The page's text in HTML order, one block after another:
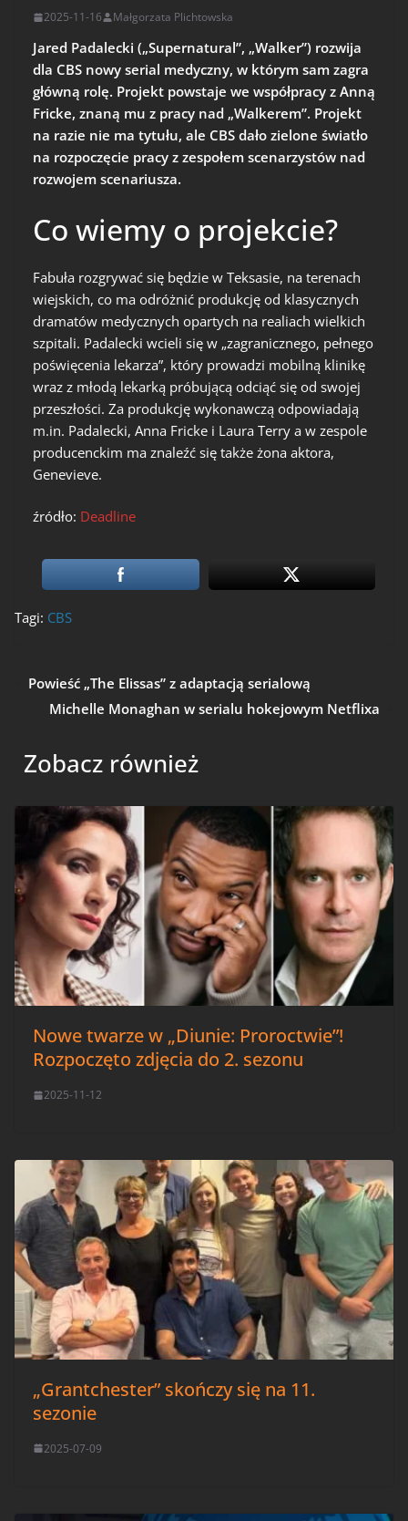
2025-11-16 Małgorzata Plichtowska
Jared Padalecki („Supernatural”, „Walker”) rozwija
dla CBS nowy serial medyczny, w którym sam zagra
główną rolę. Projekt powstaje we współpracy z Anną
Fricke, znaną mu z pracy nad „Walkerem”. Projekt
na razie nie ma tytułu, ale CBS dało zielone światło
na rozpoczęcie pracy z zespołem scenarzystów nad
rozwojem scenariusza.
Co wiemy o projekcie?
Fabuła rozgrywać się będzie w Teksasie, na terenach
wiejskich, co ma odróżnić produkcję od klasycznych
dramatów medycznych opartych na realiach wielkich
szpitali. Padalecki wcieli się w „zagranicznego, pełnego
poświęcenia lekarza”, który prowadzi mobilną klinikę
wraz z młodą lekarką próbującą odciąć się od swojej
przeszłości. Za produkcję wykonawczą odpowiadają
m.in. Padalecki, Anna Fricke i Laura Terry a w zespole
producenckim ma znaleźć się także żona aktora,
Genevieve.
źródło: Deadline
Tagi: CBS
Powieść „The Elissas” z adaptacją serialową
Michelle Monaghan w serialu hokejowym Netflixa
Zobacz również
Nowe twarze w „Diunie: Proroctwie”!
Rozpoczęto zdjęcia do 2. sezonu
2025-11-12
„Grantchester” skończy się na 11.
sezonie
2025-07-09